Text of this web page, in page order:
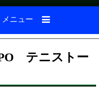
ニュー
テニストー